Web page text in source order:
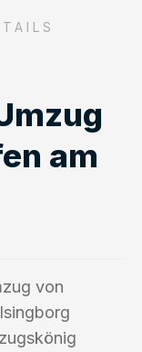
am
von